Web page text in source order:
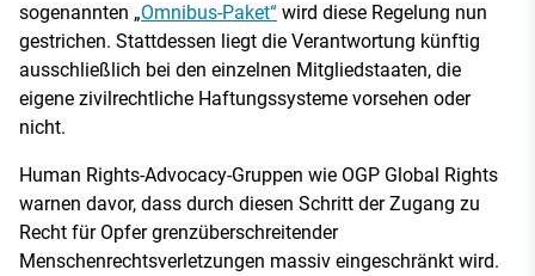
sogenannten „Omnibus-Paket“ wird diese Regelung nun
gestrichen. Stattdessen liegt die Verantwortung künftig
ausschließlich bei den einzelnen Mitgliedstaaten, die
eigene zivilrechtliche Haftungssysteme vorsehen oder
nicht.
Human Rights-Advocacy-Gruppen wie OGP Global Rights
warnen davor, dass durch diesen Schritt der Zugang zu
Recht für Opfer grenzüberschreitender
Menschenrechtsverletzungen massiv eingeschränkt wird.